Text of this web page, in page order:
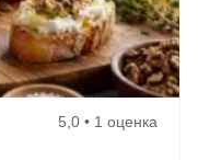
5,0 • 1 оценка